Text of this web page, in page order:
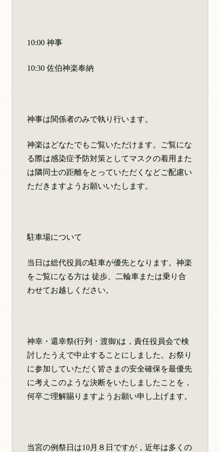
10:00 神事
10:30 佐伯神楽奉納
神事は関係者のみで執り行います。
神楽はどなたでもご覧いただけます。ご覧にな
る際は感染症予防対策としてマスクの着用また
は隣同士の距離をとっていただくなどご配慮い
ただきますようお願いいたします。
駐車場について
当日は総代役員の駐車が優先となります。神楽
をご覧になる方は 徒歩、二輪車または乗り合
わせてお越しください。
神幸・還幸祭(行列・渡御)は，責任役員会で検
討したうえで中止することにしました。お祭り
に参加していただく皆さまの安全確保を最優先
に考えこのような決断をいたしましたことを，
何卒ご理解賜りますようお願い申し上げます。
当宮の例祭日は10月８日ですが，近年は多くの